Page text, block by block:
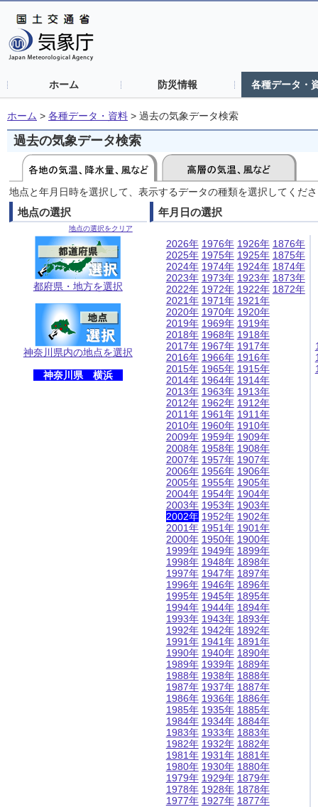
ホーム 防災情報 各種データ・
ホーム > 各種データ・資料 > 過去の気象データ検索
過去の気象データ検索
地点と年月日時を選択して、表示するデータの種類を選択してくだ
地点の選択
地点の選択をクリア
都府県・地方を選択
神奈川県内の地点を選択
神奈川県 横浜
年月日の選択
2026年
2025年
2024年
2023年
2022年
2021年
2020年
2019年
2018年
2017年
2016年
2015年
2014年
2013年
2012年
2011年
2010年
2009年
2008年
2007年
2006年
2005年
2004年
2003年
2002年
2001年
2000年
1999年
1998年
1997年
1996年
1995年
1994年
1993年
1992年
1991年
1990年
1989年
1988年
1987年
1986年
1985年
1984年
1983年
1982年
1981年
1980年
1979年
1978年
1977年
1976年
1975年
1974年
1973年
1972年
1971年
1970年
1969年
1968年
1967年
1966年
1965年
1964年
1963年
1962年
1961年
1960年
1959年
1958年
1957年
1956年
1955年
1954年
1953年
1952年
1951年
1950年
1949年
1948年
1947年
1946年
1945年
1944年
1943年
1942年
1941年
1940年
1939年
1938年
1937年
1936年
1935年
1934年
1933年
1932年
1931年
1930年
1929年
1928年
1927年
1926年
1925年
1924年
1923年
1922年
1921年
1920年
1919年
1918年
1917年
1916年
1915年
1914年
1913年
1912年
1911年
1910年
1909年
1908年
1907年
1906年
1905年
1904年
1903年
1902年
1901年
1900年
1899年
1898年
1897年
1896年
1895年
1894年
1893年
1892年
1891年
1890年
1889年
1888年
1887年
1886年
1885年
1884年
1883年
1882年
1881年
1880年
1879年
1878年
1877年
1876年
1875年
1874年
1873年
1872年